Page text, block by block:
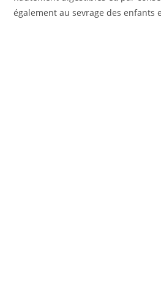
également au sevrage des enfants